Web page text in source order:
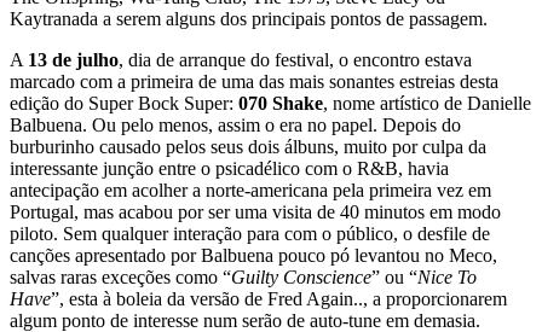
Kaytranada a serem alguns dos principais pontos de passagem.
A 13 de julho, dia de arranque do festival, o encontro estava
marcado com a primeira de uma das mais sonantes estreias desta
edição do Super Bock Super: 070 Shake, nome artístico de Danielle
Balbuena. Ou pelo menos, assim o era no papel. Depois do
burburinho causado pelos seus dois álbuns, muito por culpa da
interessante junção entre o psicadélico com o R&B, havia
antecipação em acolher a norte-americana pela primeira vez em
Portugal, mas acabou por ser uma visita de 40 minutos em modo
piloto. Sem qualquer interação para com o público, o desfile de
canções apresentado por Balbuena pouco pó levantou no Meco,
salvas raras exceções como “Guilty Conscience” ou “Nice To
Have”, esta à boleia da versão de Fred Again.., a proporcionarem
algum ponto de interesse num serão de auto-tune em demasia.